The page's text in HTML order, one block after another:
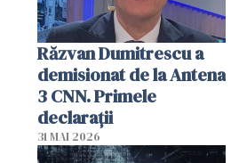
Răzvan Dumitrescu a
demisionat de la Antena
3 CNN. Primele
declarații
31 MAI 2026